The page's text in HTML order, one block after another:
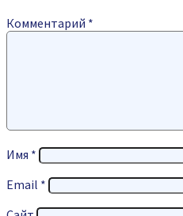
Комментарий *
Имя *
Email *